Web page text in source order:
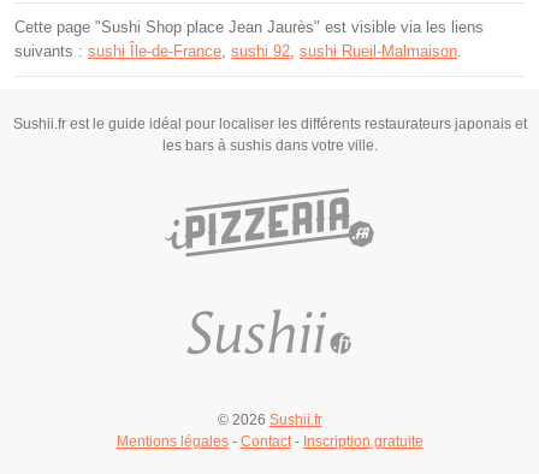
Cette page "Sushi Shop place Jean Jaurès" est visible via les liens
suivants : sushi Île-de-France sushi 92 sushi Rueil-Malmaison
Sushii.fr est le guide idéal pour localiser les différents restaurateurs japonais et
les bars à sushis dans votre ville.
© 2026 Sushii.fr
Mentions légales- Contact- Inscription gratuite